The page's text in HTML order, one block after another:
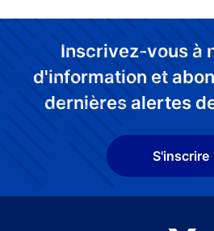
Inscrivez-vous à
d'information et
dernières alertes
S'inscrire